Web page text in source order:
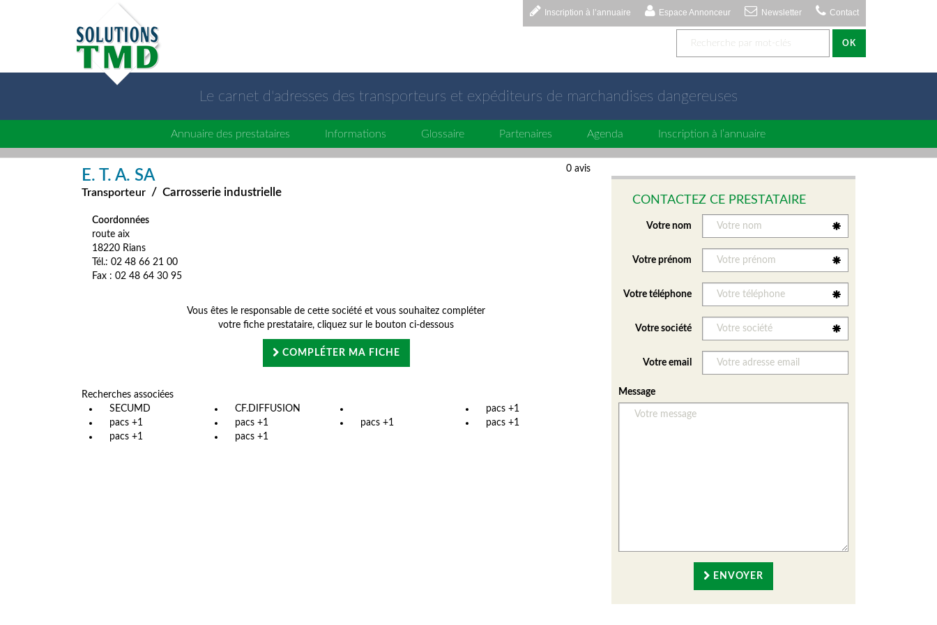
Inscription à l’annuaire Espace Annonceur Newsletter Contact
OK
Le carnet d'adresses des transporteurs et expéditeurs de marchandises dangereuses
Annuaire des prestataires Informations Glossaire Partenaires Agenda Inscription à l’annuaire
E. T. A. SA
Transporteur / Carrosserie industrielle
0 avis
Coordonnées
route aix
18220 Rians
Tél.: 02 48 66 21 00
Fax : 02 48 64 30 95
Vous êtes le responsable de cette société et vous souhaitez compléter
votre fiche prestataire, cliquez sur le bouton ci-dessous
COMPLÉTER MA FICHE
Recherches associées
SECUMD
CF.DIFFUSION
pacs +1
pacs +1
pacs +1 pacs +1
pacs +1
pacs +1
pacs +1
CONTACTEZ CE PRESTATAIRE
Votre nom
Votre prénom
Votre téléphone
Votre société
Votre email
Message
ENVOYER